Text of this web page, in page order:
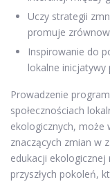
Uczy strategii
promuje
Inspirowanie do
lokalne inicjatywy
Prowadzenie
społecznościach
ekologicznych, może
znaczących zmian w
edukacji
przyszłych pokoleń,